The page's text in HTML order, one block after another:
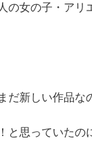
の女の子・アリ
だ新しい作品
と思っていたの